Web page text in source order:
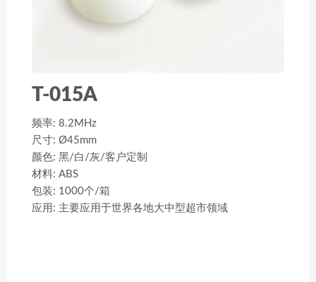
T-015A
频率: 8.2MHz
尺寸: Ø45mm
颜色: 黑/白/灰/客户定制
材料: ABS
包装: 1000个/箱
应用: 主要应用于世界各地大中型超市领域